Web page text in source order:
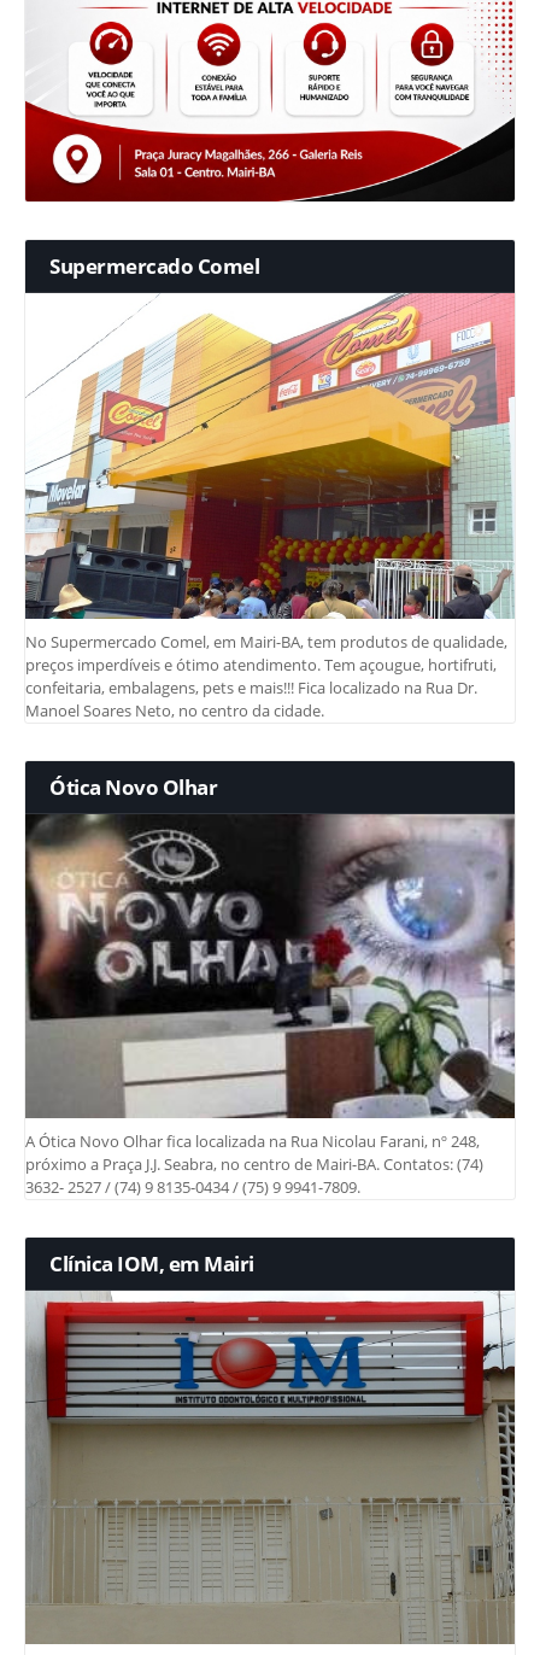
Supermercado Comel
No Supermercado Comel, em Mairi-BA, tem produtos de qualidade,
preços imperdíveis e ótimo atendimento. Tem açougue, hortifruti,
confeitaria, embalagens, pets e mais!!! Fica localizado na Rua Dr.
Manoel Soares Neto, no centro da cidade.
Ótica Novo Olhar
A Ótica Novo Olhar fica localizada na Rua Nicolau Farani, nº 248,
próximo a Praça J.J. Seabra, no centro de Mairi-BA. Contatos: (74)
3632- 2527 / (74) 9 8135-0434 / (75) 9 9941-7809.
Clínica IOM, em Mairi